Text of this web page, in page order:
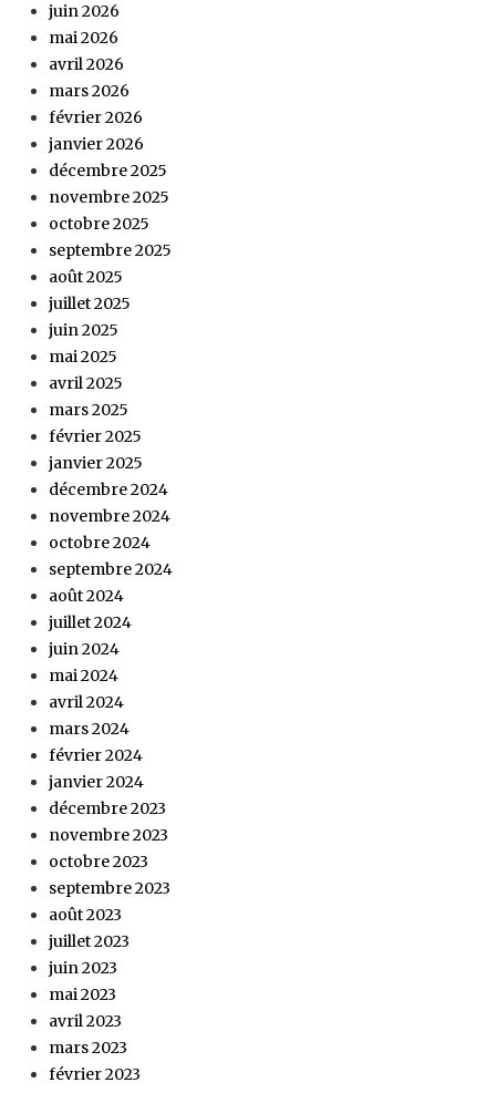
juin 2026
mai 2026
avril 2026
mars 2026
février 2026
janvier 2026
décembre 2025
novembre 2025
octobre 2025
septembre 2025
août 2025
juillet 2025
juin 2025
mai 2025
avril 2025
mars 2025
février 2025
janvier 2025
décembre 2024
novembre 2024
octobre 2024
septembre 2024
août 2024
juillet 2024
juin 2024
mai 2024
avril 2024
mars 2024
février 2024
janvier 2024
décembre 2023
novembre 2023
octobre 2023
septembre 2023
août 2023
juillet 2023
juin 2023
mai 2023
avril 2023
mars 2023
février 2023